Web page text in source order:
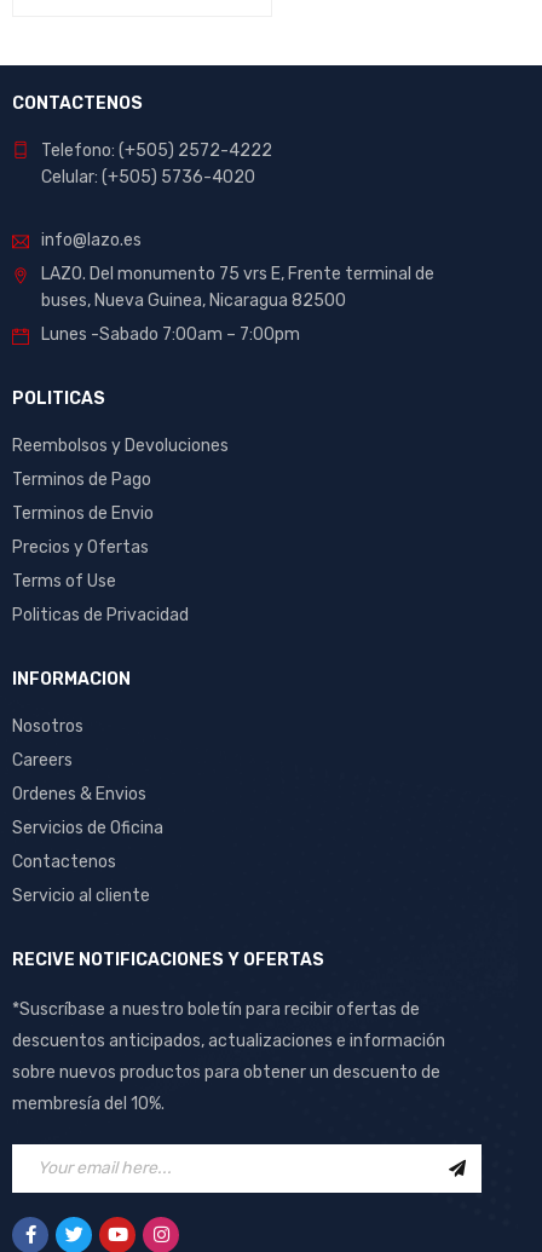
CONTACTENOS
Telefono: (+505) 2572-4222
Celular: (+505) 5736-4020
info@lazo.es
LAZO. Del monumento 75 vrs E, Frente terminal de
buses, Nueva Guinea, Nicaragua 82500
Lunes -Sabado 7:00am – 7:00pm
POLITICAS
Reembolsos y Devoluciones
Terminos de Pago
Terminos de Envio
Precios y Ofertas
Terms of Use
Politicas de Privacidad
INFORMACION
Nosotros
Careers
Ordenes & Envios
Servicios de Oficina
Contactenos
Servicio al cliente
RECIVE NOTIFICACIONES Y OFERTAS
*Suscríbase a nuestro boletín para recibir ofertas de
descuentos anticipados, actualizaciones e información
sobre nuevos productos para obtener un descuento de
membresía del 10%.